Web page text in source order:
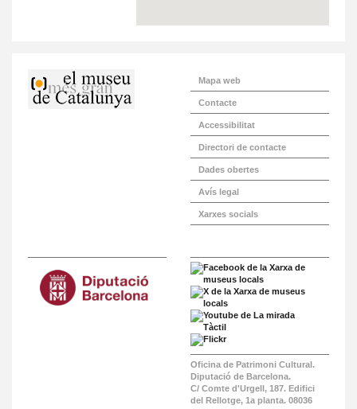
Mapa web
Contacte
Accessibilitat
Directori de contacte
Dades obertes
Avís legal
Xarxes socials
Oficina de Patrimoni Cultural.
Diputació de Barcelona.
C/ Comte d'Urgell, 187. Edifici
del Rellotge, 1a planta. 08036